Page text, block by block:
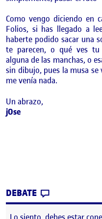
Como vengo diciendo en
Folios, si has llegado a
haberte podido sacar una
te parecen, o qué ves
alguna de las manchas, o
sin dibujo, pues la musa se
me venía nada.
Un abrazo,
jOse
DEBATE